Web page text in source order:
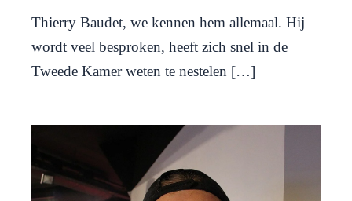
Thierry Baudet, we kennen hem allemaal. Hij
wordt veel besproken, heeft zich snel in de
Tweede Kamer weten te nestelen […]